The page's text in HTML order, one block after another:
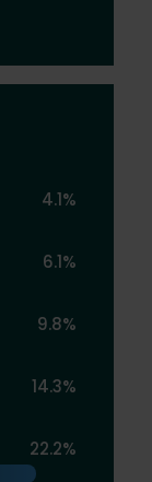
4.1%
6.1%
9.8%
14.3%
22.2%